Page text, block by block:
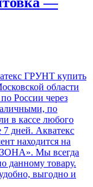
ГРУНТ купить
области
России через
по
в кассе любого
7 дней. Акватекс
находится на
Мы всегда
данному товару.
выгодно и